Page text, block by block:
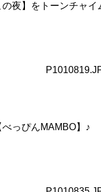
夜】をトーンチャ
っぴんMAMBO】♪